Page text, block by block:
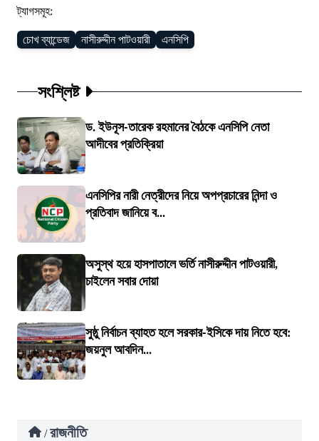
ট্যাগসমূহ:
চোখ ব্যান্ডেজ নাসীরুদ্দীন পাটওয়ারী এনসিপি
সংশ্লিষ্ট
ড. ইউনূস-তারেক রহমানের বৈঠকে এনসিপি নেতা
আদীবের প্রতিক্রিয়া
এনসিপির নারী নেত্রীদের নিয়ে অপপ্রচারের নিন্দা ও
প্রতিবাদ জানিয়ে ব...
অসুস্থ হয়ে হাসপাতালে ভর্তি নাসীরুদ্দীন পাটওয়ারী,
চাইলেন সবার দোয়া
সুষ্ঠু নির্বাচন ব্যাহত হলে সরকার-ইসিকে দায় নিতে হবে:
জয়নুল আবদিন...
/ রাজনীতি